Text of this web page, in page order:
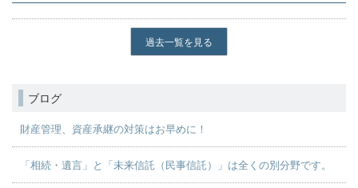
過去一覧を見る
ブログ
財産管理、資産承継の対策はお早めに！
「相続・遺言」と「未来信託（民事信託）」は全くの別分野です。